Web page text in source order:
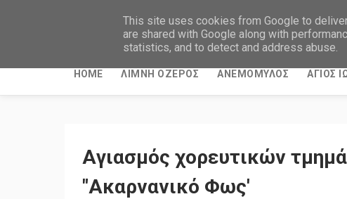
HOME ΛΙΜΝΗ ΟΖΕΡΟΣ ΑΝΕΜΟΜΥΛΟΣ ΑΓΙΟΣ
Aγιασμός χορευτικών
"Ακαρνανικό Φως'
This site uses cookies from Google to
are shared with Google along with
statistics, and to detect and address abuse.